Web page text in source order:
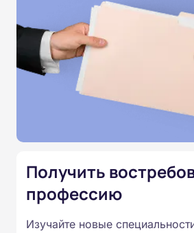
день окончания курса обучения.
Программы наших
соответствуют
подтверждены
Подготовка ведется по
специальностям,
Приказом
России от 14.07.2023 N
соответствии с
Получить
профессию
Изучайте новые